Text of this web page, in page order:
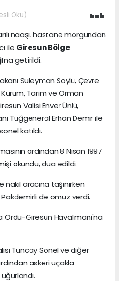
Oku)
naaşı, hastane morgundan
ile Giresun Bölge
na getirildi.
Süleyman Soylu, Çevre
Tarım ve Orman
Valisi Enver Ünlü,
Tuğgeneral Erhan Demir ile
katıldı.
ardından 8 Nisan 1997
okundu, dua edildi.
aracına taşınırken
de omuz verdi.
Ordu-Giresun Havalimanı'na
Tuncay Sonel ve diğer
askeri uçakla